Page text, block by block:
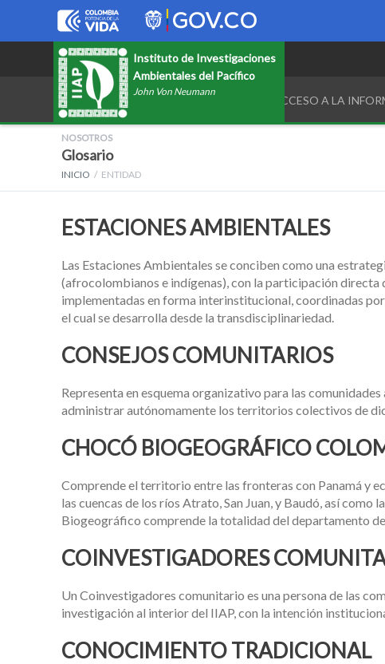
Instituto de Investigaciones
Ambientales del Pacífico
John Von Neumann
TRANSPARENCIA Y ACCESO A LA
NOSOTROS
Glosario
INICIO ENTIDAD
ESTACIONES AMBIENTALES
Las Estaciones Ambientales se conciben como una
(afrocolombianos e indígenas), con la participación directa
implementadas en forma interinstitucional, coordinadas
el cual se desarrolla desde la transdisciplinariedad.
CONSEJOS COMUNITARIOS
Representa en esquema organizativo para las
administrar autónomamente los territorios colectivos de
CHOCÓ BIOGEOGRÁFICO
Comprende el territorio entre las fronteras con Panamá y
las cuencas de los ríos Atrato, San Juan, y Baudó, así
Biogeográfico comprende la totalidad del departamento
COINVESTIGADORES
Un Coinvestigadores comunitario es una persona de las
investigación al interior del IIAP, con la intención
CONOCIMIENTO TRADICIONAL